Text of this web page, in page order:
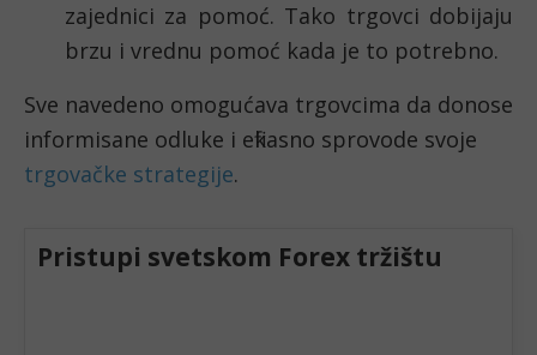
zajednici za pomoć. Tako trgovci dobijaju
brzu i vrednu pomoć kada je to potrebno.
Sve navedeno omogućava trgovcima da donose
informisane odluke i efikasno sprovode svoje
trgovačke strategije.